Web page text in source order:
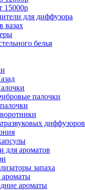
15000р
для диффузора
вазах
белья
палочки
диффузоров
для ароматов
запаха
ароматы
ароматы